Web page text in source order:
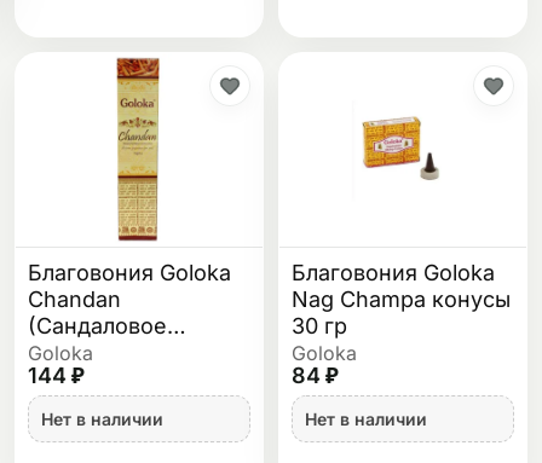
Благовония Goloka
Chandan
(Сандаловое
дерево) 15 гр
Goloka
144 ₽
Нет в наличии
Благовония Goloka
Nag Champa конусы
30 гр
Goloka
84 ₽
Нет в наличии